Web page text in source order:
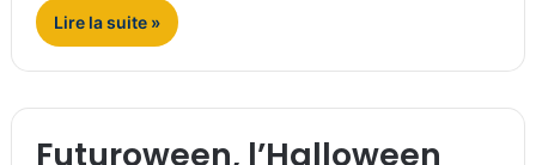
Lire la suite »
Futuroween, l’Halloween